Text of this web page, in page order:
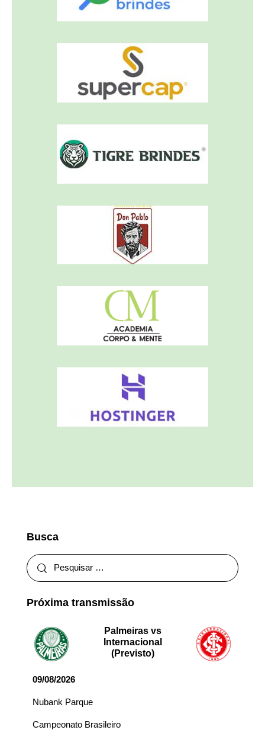
Busca
Próxima transmissão
Palmeiras vs
Internacional
(Previsto)
09/08/2026
Nubank Parque
Campeonato Brasileiro